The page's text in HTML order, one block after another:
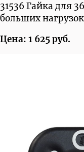
31536 Гайка для
больших нагрузок
Цена: 1 625 руб.